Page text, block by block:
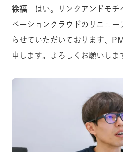
徐福 はい。リンクアンドモチ
ベーションクラウドのリニュー
らせていただいております、
申します。よろしくお願いしま